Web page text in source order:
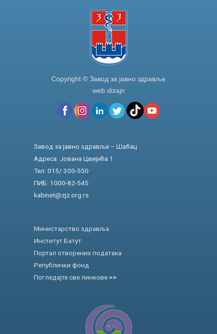
Copyright © Завод за јавно здравље
web dizajn
Завод за јавно здравље – Шабац
Адреса: Јована Цвијића 1
Тел. 015/ 300-550
ПИБ: 1000-82-545
kabinet@zjz.org.rs
Министарство здравља
Институт Батут
Портал отворених података
Републички фонд
Погледајте све линкове >>